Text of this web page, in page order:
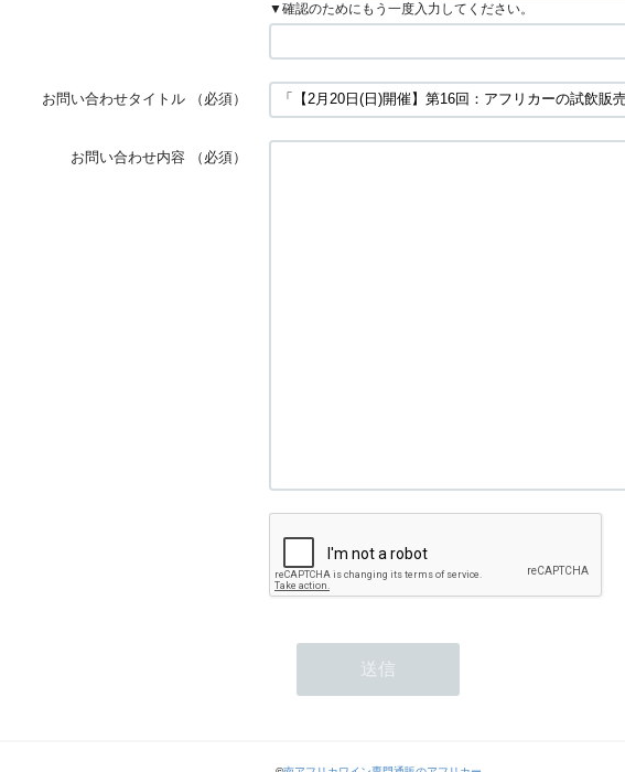
▼確認のためにもう一度入力してください。
お問い合わせタイトル （必須）
お問い合わせ内容 （必須）